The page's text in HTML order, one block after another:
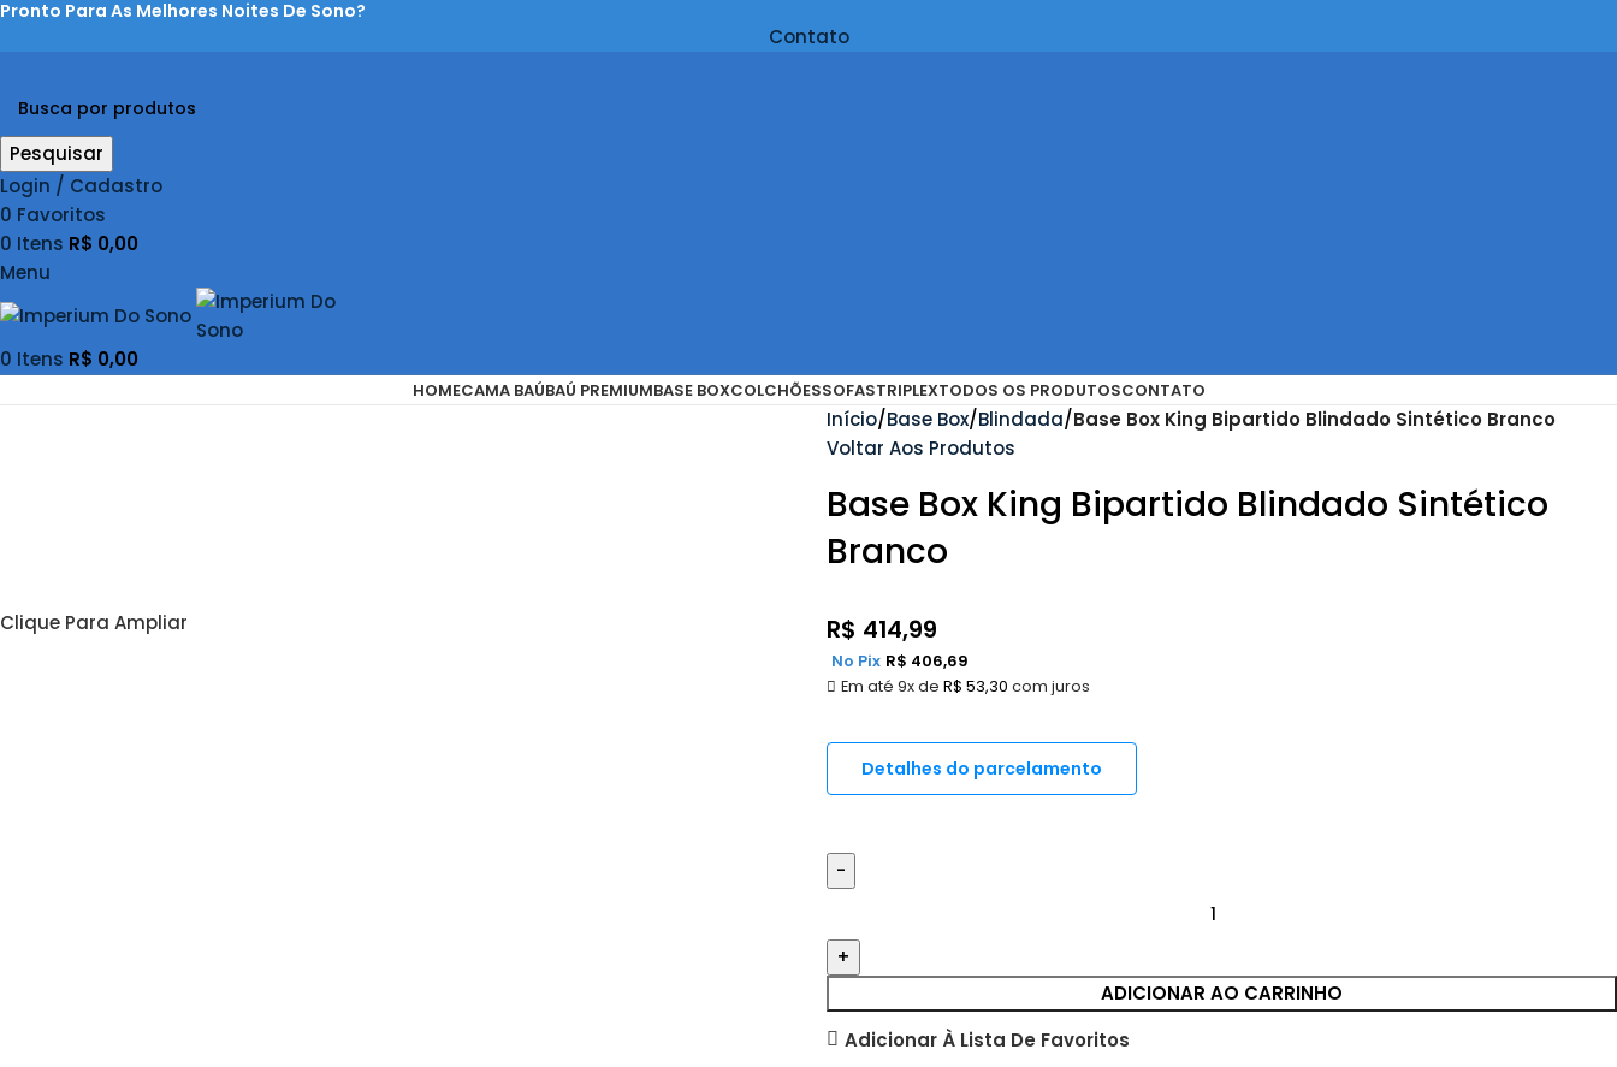
Pronto Para As Melhores Noites De Sono?
Contato
Pesquisar
Login / Cadastro
0 Favoritos
0 Itens R$ 0,00
Menu
0 Itens R$ 0,00
HOMECAMA BAÚBAÚ PREMIUMBASE BOXCOLCHÕESSOFASTRIPLEXTODOS OS PRODUTOSCONTATO
Clique Para Ampliar
Início Base Box Blindada Base Box King Bipartido Blindado Sintético Branco
Voltar Aos Produtos
Base Box King Bipartido Blindado Sintético
Branco
R$ 414,99
Em até 9x de R$ 53,30 com juros
No Pix R$ 406,69
Detalhes do parcelamento
ADICIONAR AO CARRINHO
Adicionar À Lista De Favoritos